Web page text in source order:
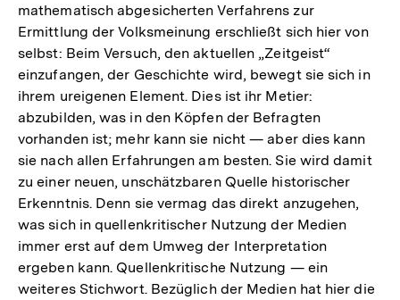
Fußnote
mathematisch abgesicherten Verfahrens zur
Ermittlung der Volksmeinung erschließt sich hier von
selbst: Beim Versuch, den aktuellen „Zeitgeist“
einzufangen, der Geschichte wird, bewegt sie sich in
ihrem ureigenen Element. Dies ist ihr Metier:
abzubilden, was in den Köpfen der Befragten
vorhanden ist; mehr kann sie nicht — aber dies kann
sie nach allen Erfahrungen am besten. Sie wird damit
zu einer neuen, unschätzbaren Quelle historischer
Erkenntnis. Denn sie vermag das direkt anzugehen,
was sich in quellenkritischer Nutzung der Medien
immer erst auf dem Umweg der Interpretation
ergeben kann. Quellenkritische Nutzung — ein
weiteres Stichwort. Bezüglich der Medien hat hier die